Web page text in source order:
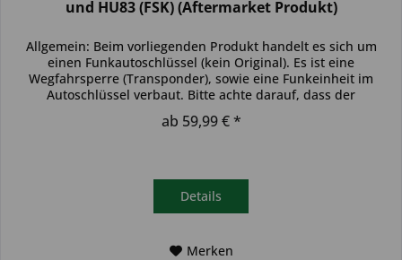
und HU83 (FSK) (Aftermarket Produkt)
Allgemein: Beim vorliegenden Produkt handelt es sich um
einen Funkautoschlüssel (kein Original). Es ist eine
Wegfahrsperre (Transponder), sowie eine Funkeinheit im
Autoschlüssel verbaut. Bitte achte darauf, dass der
ab 59,99 € *
Details
Merken